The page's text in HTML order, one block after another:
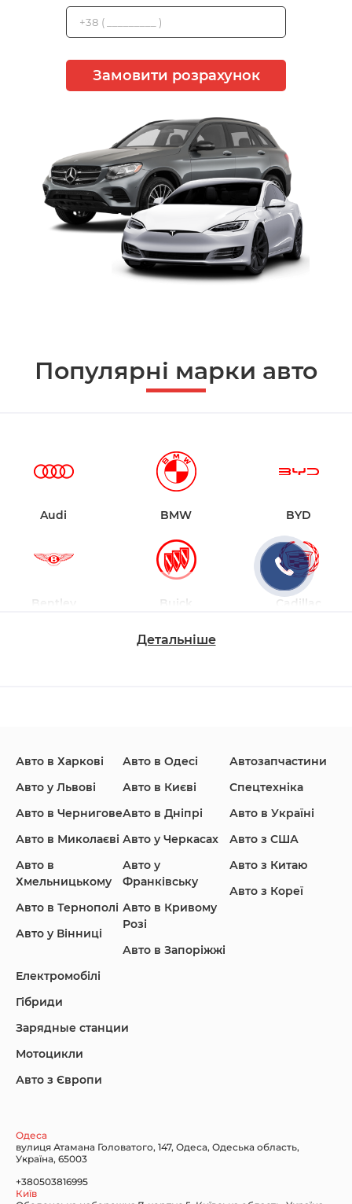
Замовити розрахунок
Популярні марки авто
Audi BMW BYD
Bentley Buick Cadillac
Infiniti Jaguar Jeep
Land Rover
Nissan
Детальніше
Авто в Харкові
Авто у Львові
Авто в Чернигове
Авто в Миколаєві
Авто в
Хмельницькому
Авто в Тернополі
Авто у Вінниці
Авто в Одесі
Авто в Києві
Авто в Дніпрі
Авто у Черкасах
Авто у
Франківську
Авто в Кривому
Розі
Авто в Запоріжжі
Автозапчастини
Спецтехніка
Авто в Україні
Авто з США
Авто з Китаю
Авто з Кореї
Електромобілі
Гібриди
Зарядные станции
Мотоцикли
Авто з Європи
Одеса
вулиця Атамана Головатого, 147, Одеса, Одеська область,
Україна, 65003
+380503816995
Київ